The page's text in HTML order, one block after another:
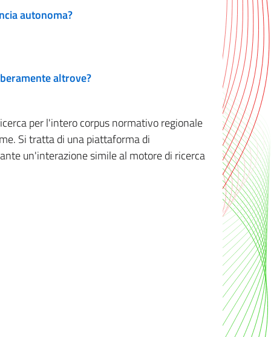
autonoma?
altrove?
per l'intero corpus normativo regionale
Si tratta di una piattaforma di
un'interazione simile al motore di ricerca